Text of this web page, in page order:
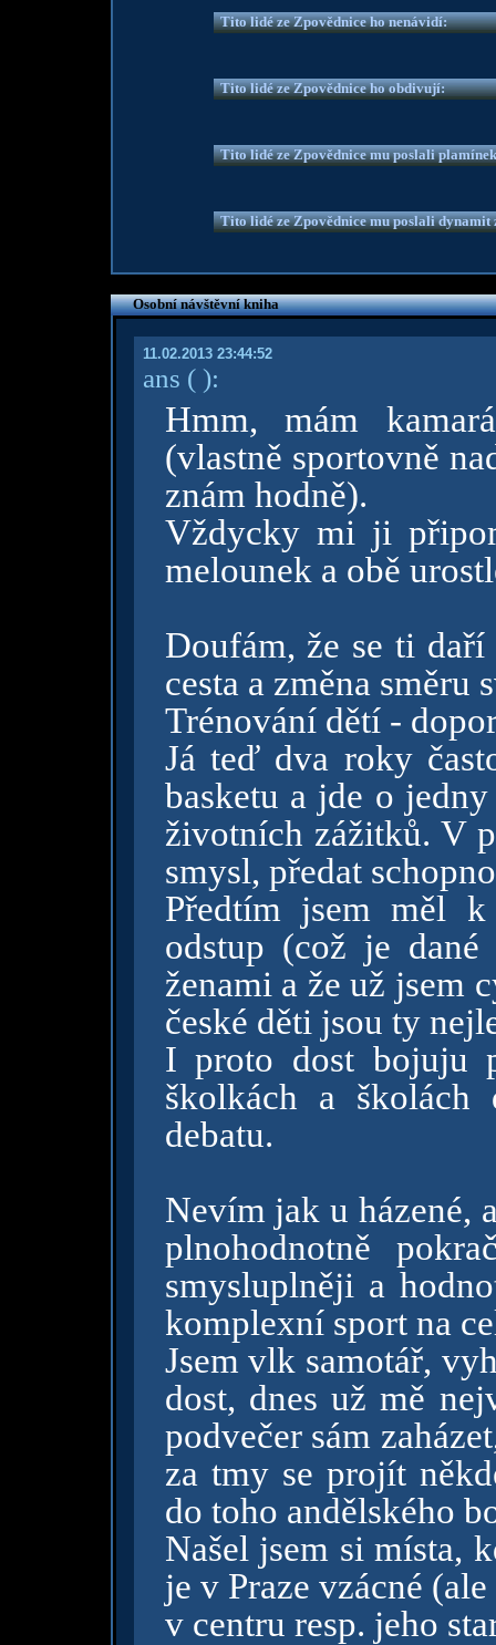
Tito lidé ze Zpovědnice ho nenávidí:
Tito lidé ze Zpovědnice ho obdivují:
Tito lidé ze Zpovědnice mu poslali
Tito lidé ze Zpovědnice mu poslali dynamit
Osobní návštěvní kniha
11.02.2013 23:44:52
ans ( ):
Hmm, mám
(vlastně sportovně
znám hodně).
Vždycky mi ji
melounek a obě
Doufám, že se ti
cesta a změna směru
Trénování dětí -
Já teď dva roky
basketu a jde o
životních zážitků. V
smysl, předat
Předtím jsem měl
odstup (což je
ženami a že už jsem
české děti jsou ty
I proto dost bojuju
školkách a
debatu.
Nevím jak u házené,
plnohodnotně
smysluplněji a
komplexní sport na
Jsem vlk samotář,
dost, dnes už mě
podvečer sám
za tmy se projít
do toho andělského
Našel jsem si místa,
je v Praze vzácné
v centru resp. jeho